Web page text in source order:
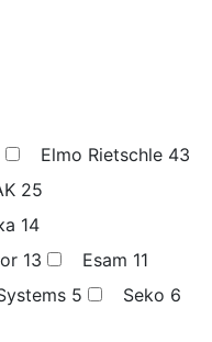
Elmo Rietschle 43
25
14
13 Esam 11
5 Seko 6